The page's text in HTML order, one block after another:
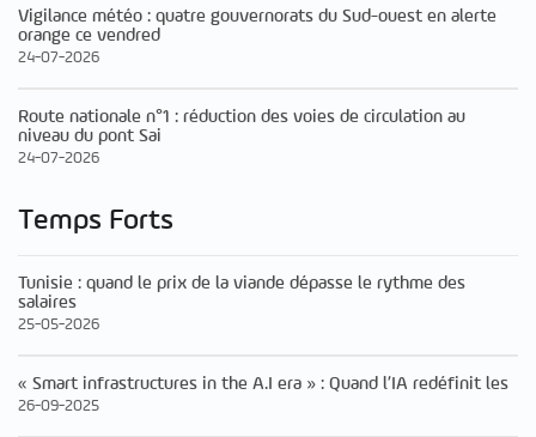
Vigilance météo : quatre gouvernorats du Sud-ouest en alerte
orange ce vendred
24-07-2026
Route nationale n°1 : réduction des voies de circulation au
niveau du pont Sai
24-07-2026
Temps Forts
Tunisie : quand le prix de la viande dépasse le rythme des
salaires
25-05-2026
« Smart infrastructures in the A.I era » : Quand l’IA redéfinit les
26-09-2025